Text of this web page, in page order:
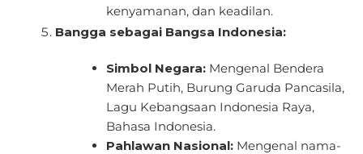
kenyamanan, dan keadilan.
Bangga sebagai Bangsa Indonesia:
Simbol Negara:Mengenal Bendera
Merah Putih, Burung Garuda Pancasila,
Lagu Kebangsaan Indonesia Raya,
Bahasa Indonesia.
Pahlawan Nasional:Mengenal nama-